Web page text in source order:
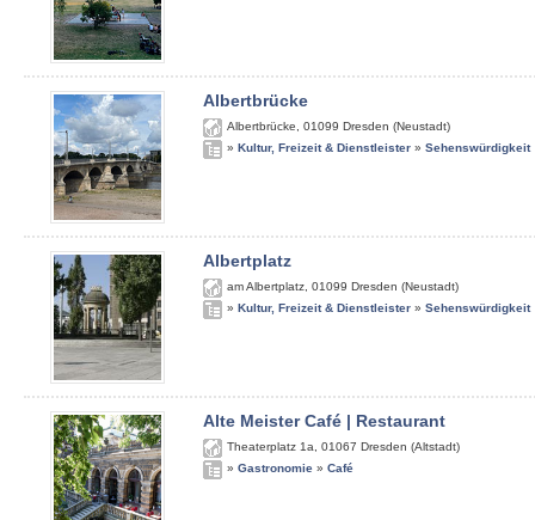
Albertbrücke
Albertbrücke 01099 Dresden (Neustadt)
» Kultur, Freizeit & Dienstleister » Sehenswürdigkeit
Albertplatz
am Albertplatz 01099 Dresden (Neustadt)
» Kultur, Freizeit & Dienstleister » Sehenswürdigkeit
Alte Meister Café | Restaurant
Theaterplatz 1a 01067 Dresden (Altstadt)
» Gastronomie » Café